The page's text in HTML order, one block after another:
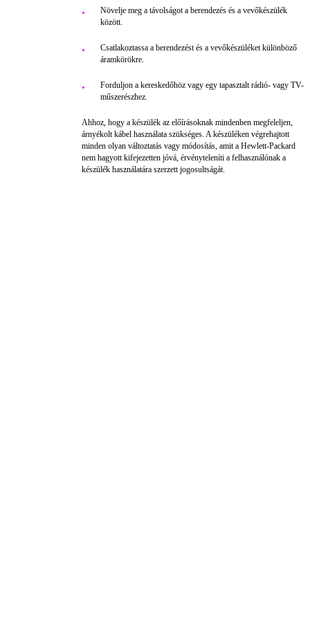
●
Növelje meg a távolságot a berendezés és a vevőkészülék
között.
●
Csatlakoztassa a berendezést és a vevőkészüléket különböző
áramkörökre.
●
Forduljon a kereskedőhöz vagy egy tapasztalt rádió- vagy TV-
műszerészhez.
Ahhoz, hogy a készülék az előírásoknak mindenben megfeleljen,
árnyékolt kábel használata szükséges. A készüléken végrehajtott
minden olyan változtatás vagy módosítás, amit a Hewlett-Packard
nem hagyott kifejezetten jóvá, érvényteleníti a felhasználónak a
készülék használatára szerzett jogosultságát.